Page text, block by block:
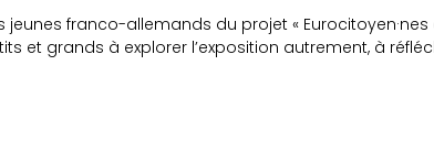
franco-allemands du projet «
et grands à explorer l’exposition autrement, à